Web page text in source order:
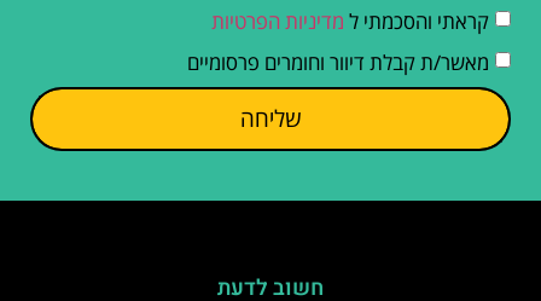
קראתי והסכמתי ל מדיניות הפרטיות
מאשר/ת קבלת דיוור וחומרים פרסומיים
שליחה
חשוב לדעת